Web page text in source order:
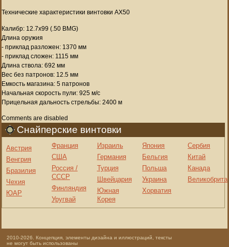
Технические характеристики винтовки AX50
Калибр: 12.7х99 (.50 BMG)
Длина оружия
- приклад разложен: 1370 мм
- приклад сложен: 1115 мм
Длина ствола: 692 мм
Вес без патронов: 12.5 мм
Емкость магазина: 5 патронов
Начальная скорость пули: 925 м/с
Прицельная дальность стрельбы: 2400 м
Comments are disabled
Снайперские винтовки
Австрия
Венгрия
Бразилия
Чехия
ЮАР
Франция
США
Россия /
СССР
Финляндия
Уругвай
Израиль
Германия
Турция
Швейцария
Южная
Корея
Япония
Бельгия
Польша
Украина
Хорватия
Сербия
Китай
Канада
2010-2026. Концепция, элементы дизайна и иллюстраций, тексты
не могут быть использованы